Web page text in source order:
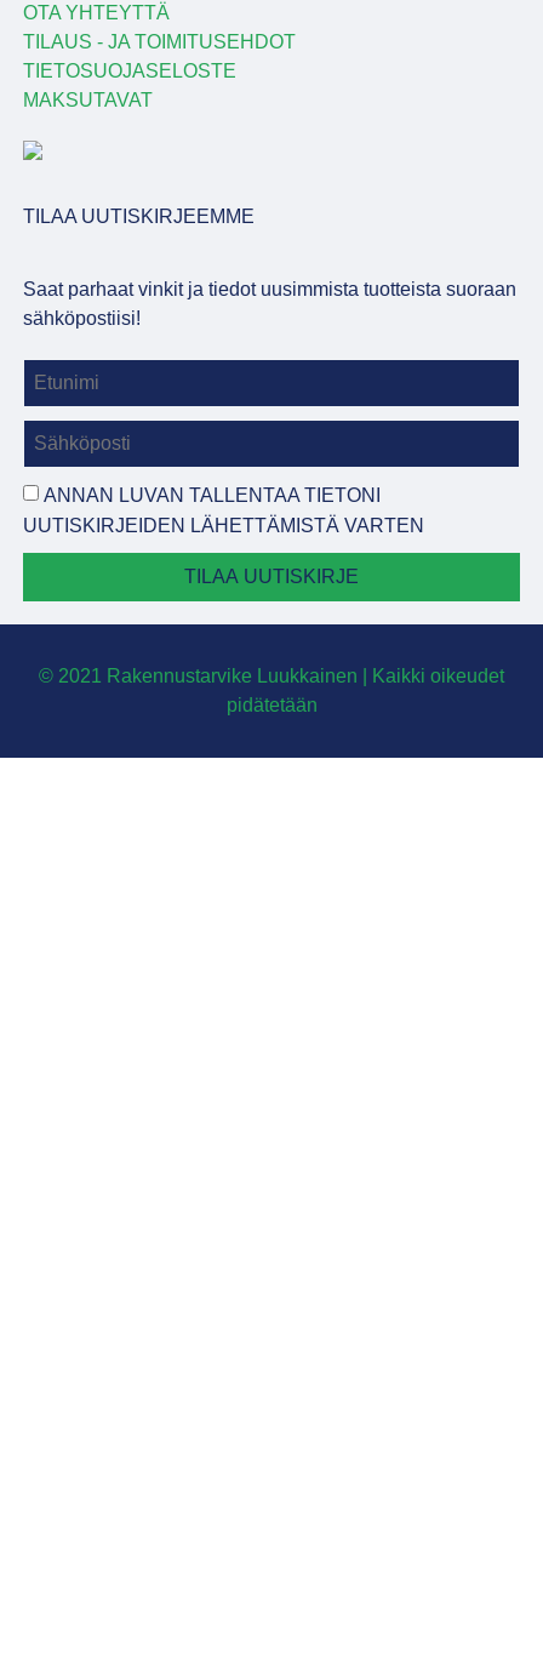
OTA YHTEYTTÄ
TILAUS - JA TOIMITUSEHDOT
TIETOSUOJASELOSTE
MAKSUTAVAT
TILAA UUTISKIRJEEMME
Saat parhaat vinkit ja tiedot uusimmista tuotteista suoraan
sähköpostiisi!
ANNAN LUVAN TALLENTAA TIETONI
UUTISKIRJEIDEN LÄHETTÄMISTÄ VARTEN
TILAA UUTISKIRJE
© 2021 Rakennustarvike Luukkainen | Kaikki oikeudet
pidätetään